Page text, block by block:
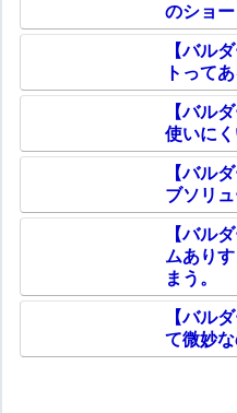
のショ
【バル
トって
【バル
使いにく
【バル
ブソリ
【バル
ムあり
まう。
【バル
て微妙な